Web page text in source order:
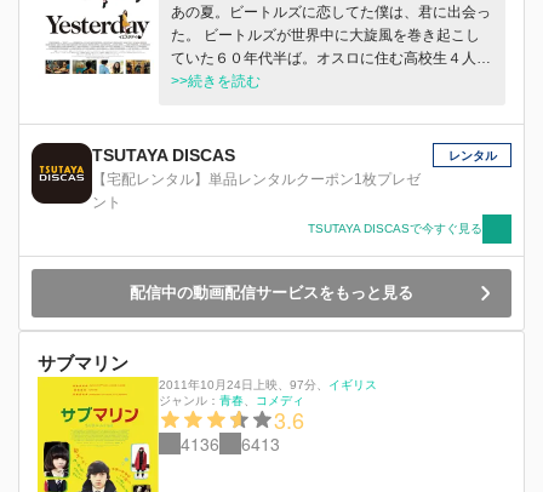
あの夏。ビートルズに恋してた僕は、君に出会っ
た。 ビートルズが世界中に大旋風を巻き起こし
ていた６０年代半ば。オスロに住む高校生４人組
は“スネイファス” というバンドを結成し、自分た
ていた。そんなある日、ベース 担当でポール・
マッカートニーに心酔するキムは、見ず知らずの
女の子ニーナと映画館で出会う。別れ際、 ニー
もわからないまま、想いだけを募らせていった。
で、２人の距離は縮 んでゆき・・・
>>続きを読む
TSUTAYA DISCAS
【宅配レンタル】単品レンタルクーポン1枚プレゼ
ント
レンタル
TSUTAYA DISCASで今すぐ見る
配信中の動画配信サービスをもっと見る
サブマリン
2011年10月24日上映 97分
イギリス
ジャンル： 青春 コメディ
3.6
4136 6413